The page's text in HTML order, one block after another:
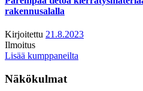
rakennusalalla
Kirjoitettu 21.8.2023
Ilmoitus
Lisää kumppaneilta
Näkökulmat